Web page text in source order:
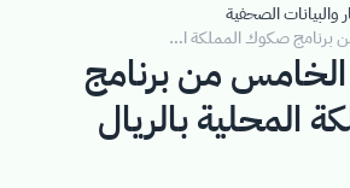
والبيانات الصحفية
المملكة المحلية بالريال السعودي​
الخامس من برنامج
المحلية بالريال